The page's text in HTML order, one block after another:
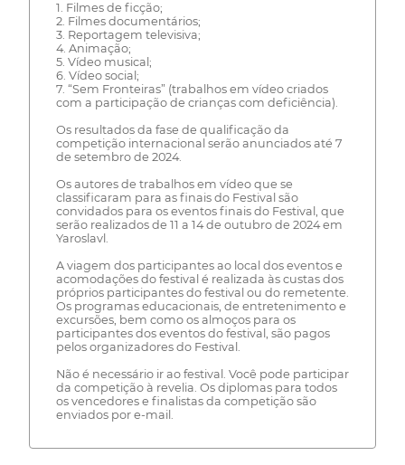
1. Filmes de ficção;
2. Filmes documentários;
3. Reportagem televisiva;
4. Animação;
5. Vídeo musical;
6. Vídeo social;
7. “Sem Fronteiras” (trabalhos em vídeo criados
com a participação de crianças com deficiência).
Os resultados da fase de qualificação da
competição internacional serão anunciados até 7
de setembro de 2024.
Os autores de trabalhos em vídeo que se
classificaram para as finais do Festival são
convidados para os eventos finais do Festival, que
serão realizados de 11 a 14 de outubro de 2024 em
Yaroslavl.
A viagem dos participantes ao local dos eventos e
acomodações do festival é realizada às custas dos
próprios participantes do festival ou do remetente.
Os programas educacionais, de entretenimento e
excursões, bem como os almoços para os
participantes dos eventos do festival, são pagos
pelos organizadores do Festival.
Não é necessário ir ao festival. Você pode participar
da competição à revelia. Os diplomas para todos
os vencedores e finalistas da competição são
enviados por e-mail.